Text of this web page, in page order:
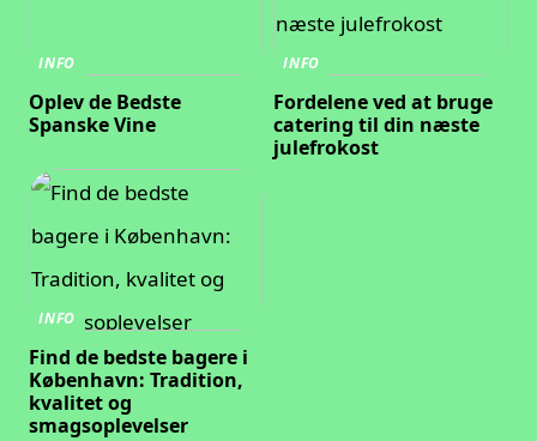
INFO
Oplev de Bedste
Spanske Vine
INFO
Fordelene ved at bruge
catering til din næste
julefrokost
INFO
Find de bedste bagere i
København: Tradition,
kvalitet og
smagsoplevelser